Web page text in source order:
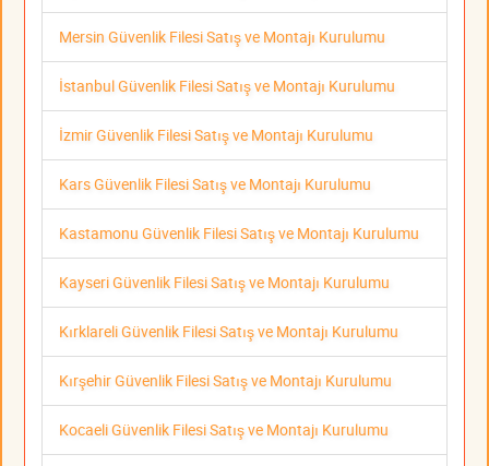
Mersin Güvenlik Filesi Satış ve Montajı Kurulumu
İstanbul Güvenlik Filesi Satış ve Montajı Kurulumu
İzmir Güvenlik Filesi Satış ve Montajı Kurulumu
Kars Güvenlik Filesi Satış ve Montajı Kurulumu
Kastamonu Güvenlik Filesi Satış ve Montajı Kurulumu
Kayseri Güvenlik Filesi Satış ve Montajı Kurulumu
Kırklareli Güvenlik Filesi Satış ve Montajı Kurulumu
Kırşehir Güvenlik Filesi Satış ve Montajı Kurulumu
Kocaeli Güvenlik Filesi Satış ve Montajı Kurulumu